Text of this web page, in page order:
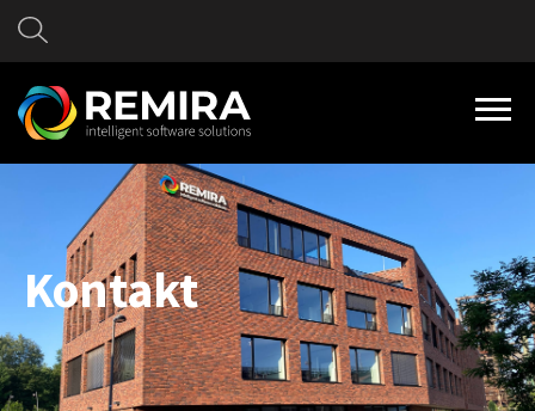
Kontakt